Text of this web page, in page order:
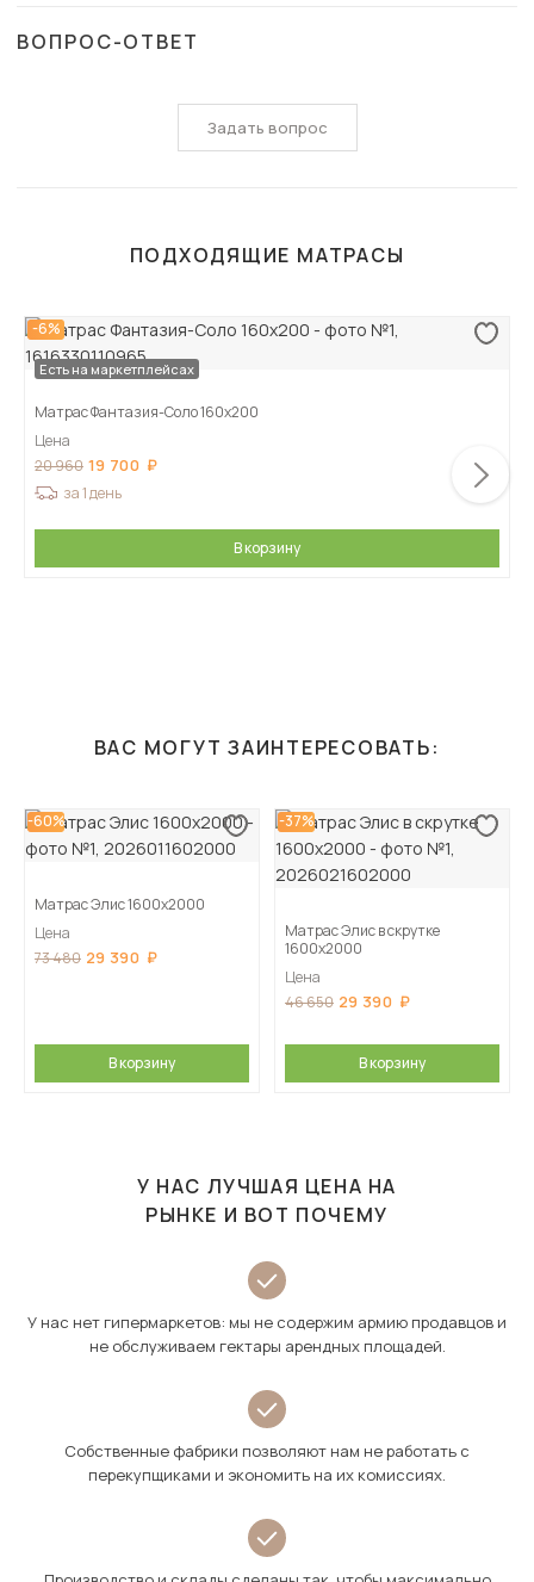
ВОПРОС-ОТВЕТ
Задать вопрос
ПОДХОДЯЩИЕ МАТРАСЫ
-6%
Есть на маркетплейсах
Матрас Фантазия-Соло 160х200
Цена
20 960 19 700
за 1 день
В корзину
ВАС МОГУТ ЗАИНТЕРЕСОВАТЬ:
-60%
Матрас Элис 1600х2000
Цена
73 480 29 390
В корзину
-37%
Матрас Элис в скрутке
1600х2000
Цена
46 650 29 390
В корзину
У НАС ЛУЧШАЯ ЦЕНА НА
РЫНКЕ И ВОТ ПОЧЕМУ
У нас нет гипермаркетов: мы не содержим армию продавцов и
не обслуживаем гектары арендных площадей.
Собственные фабрики позволяют нам не работать с
перекупщиками и экономить на их комиссиях.